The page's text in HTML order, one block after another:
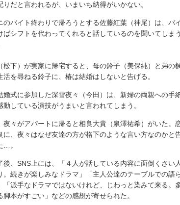
りだと言われるが、いまいち納得がいかない。
バイト終わりで帰ろうとする佐藤紅葉（神尾）は、バ
ばシフトを代わってくれると話しているのを聞いてしま
下）が実家に帰宅すると、母の鈴子（美保純）と弟の
活を尋ねる鈴子に、椿は結婚はしないと告げる。
式に参加した深雪夜々（今田）は、新婦の両親への手
動している演技がうまいと言われてしまう。
々がアパートに帰ると相良大貴（泉澤祐希）がいた。
に、夜々はなぜ友達の方が格下のような言い方なのかと
…。
、SNS上には、「４人が話している内容に面倒くさい
。続きが楽しみなドラマ」「主人公達のテーブルでの語
「派手なドラマではないけれど、じわっと染みて来る。
脚本がすごい」などの感想が寄せられた。